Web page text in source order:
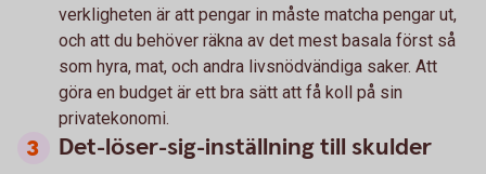
verkligheten är att pengar in måste matcha pengar ut,
och att du behöver räkna av det mest basala först så
som hyra, mat, och andra livsnödvändiga saker. Att
göra en budget är ett bra sätt att få koll på sin
privatekonomi.
Det-löser-sig-inställning till skulder